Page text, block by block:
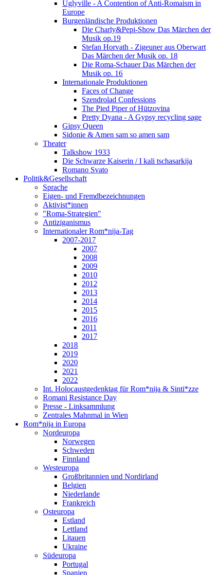
Uglyville - A Contention of Anti-Romaism in
Europe
Burgenländische Produktionen
Die Charly&Pepi-Show Das Märchen der
Musik op.19
Stefan Horvath - Zigeuner aus Oberwart
Das Märchen der Musik op. 18
Die Roma-Schauer Das Märchen der
Musik op. 16
Internationale Produktionen
Faces of Change
Szendrolad Confessions
The Pied Piper of Hützovina
Pretty Dyana - A Gypsy recycling sage
Gipsy Queen
Sidonie & Amen sam so amen sam
Theater
Talkshow 1933
Die Schwarze Kaiserin / I kali tschasarkija
Romano Svato
Politik&Gesellschaft
Sprache
Eigen- und Fremdbezeichnungen
Aktivist*innen
"Roma-Strategien"
Antiziganismus
Internationaler Rom*nija-Tag
2007-2017
2007
2008
2009
2010
2012
2013
2014
2015
2016
2011
2017
2018
2019
2020
2021
2022
Int. Holocaustgedenktag für Rom*nija & Sinti*zze
Romani Resistance Day
Presse - Linksammlung
Zentrales Mahnmal in Wien
Rom*nija in Europa
Nordeuropa
Norwegen
Schweden
Finnland
Westeuropa
Großbritannien und Nordirland
Belgien
Niederlande
Frankreich
Osteuropa
Estland
Lettland
Litauen
Ukraine
Südeuropa
Portugal
Spanien